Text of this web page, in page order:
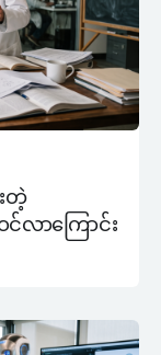
တဲ့
လာကြောင်း